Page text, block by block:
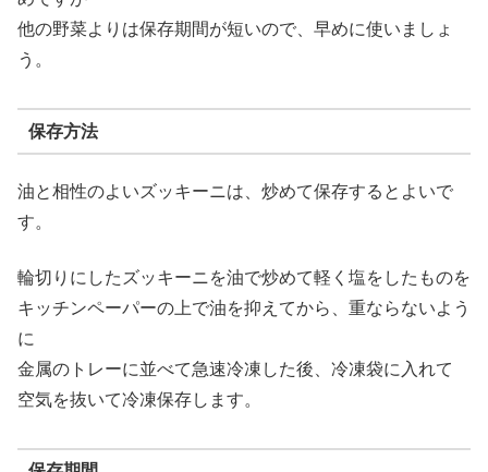
他の野菜よりは保存期間が短いので、早めに使いましょ
う。
保存方法
油と相性のよいズッキーニは、炒めて保存するとよいで
す。
輪切りにしたズッキーニを油で炒めて軽く塩をしたものを
キッチンペーパーの上で油を抑えてから、重ならないよう
に
金属のトレーに並べて急速冷凍した後、冷凍袋に入れて
空気を抜いて冷凍保存します。